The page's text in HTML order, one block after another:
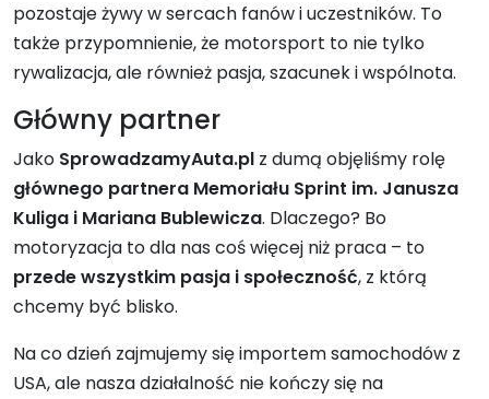
pozostaje żywy w sercach fanów i uczestników. To
także przypomnienie, że motorsport to nie tylko
rywalizacja, ale również pasja, szacunek i wspólnota.
Główny partner
Jako SprowadzamyAuta.pl z dumą objęliśmy rolę
głównego partnera Memoriału Sprint im. Janusza
Kuliga i Mariana Bublewicza. Dlaczego? Bo
motoryzacja to dla nas coś więcej niż praca – to
przede wszystkim pasja i społeczność, z którą
chcemy być blisko.
Na co dzień zajmujemy się importem samochodów z
USA, ale nasza działalność nie kończy się na